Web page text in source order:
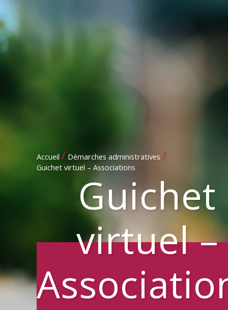
Accueil / Démarches administratives /
Guichet virtuel – Associations
Guichet
virtuel –